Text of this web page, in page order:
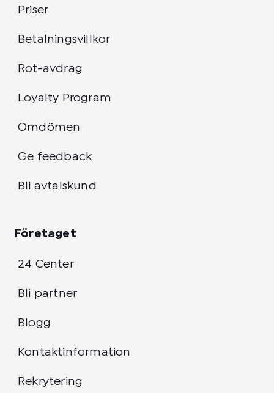
Priser
Betalningsvillkor
Rot-avdrag
Loyalty Program
Omdömen
Ge feedback
Bli avtalskund
Företaget
24 Center
Bli partner
Blogg
Kontaktinformation
Rekrytering